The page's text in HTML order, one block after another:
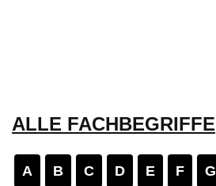
ALLE FACHBEGRIFFE
A B C D E F G